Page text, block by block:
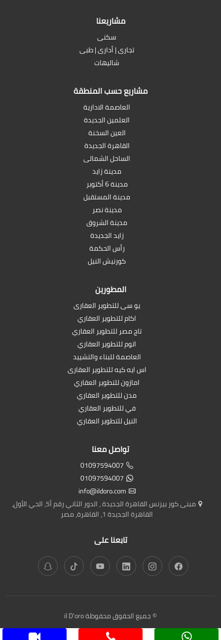
مشاريعنا
سكنى
تجارى | أدارى | طبى
شاليهات
مشاريع حسب المنطقة
العاصمة الادارية
العلمين الجديدة
العين السخنة
القاهرة الجديدة
الساحل الشمالى
مدينة زايد
مدينة 6 أكتوبر
مدينة المستقبل
مدينة نصر
مدينة الشروق
زايد الجديدة
رأس الحكمة
كورنيش النيل
المطورين
يو سى للتطوير العقارى
اكام للتطوير العقاري
تاج مصر للتطوير العقاري
اتوم للتطوير العقاري
العاصمة للبناء والتشييد
اس ايه كيه للتطوير العقارى
امازون للتطوير العقاري
مدن للتطوير العقاري
في للتطوير العقاري
النيل للتطوير العقاري
تواصل معنا
01097594007
01097594007
info@ildoro.com
مبنى كور بيزنس القاهرة الجديدة ، الدور الثاني رقم أ5، الحي الأول،
القاهرة الجديدة 1، القاهرة، مصر
تابعنا على
© جميع الحقوق محفوظة il D'oro